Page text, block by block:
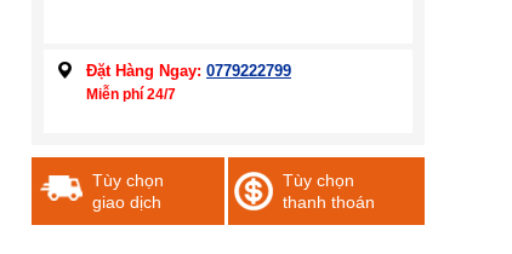
Đặt Hàng Ngay: 0779222799
Miễn phí 24/7
Tùy chọn
giao dịch
Tùy chọn
thanh thoán